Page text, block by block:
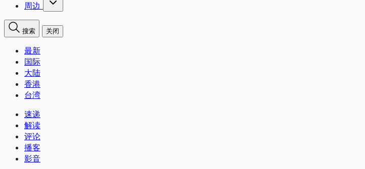
周边
搜索 关闭
最新
国际
大陆
香港
台湾
速递
解读
评论
播客
影音